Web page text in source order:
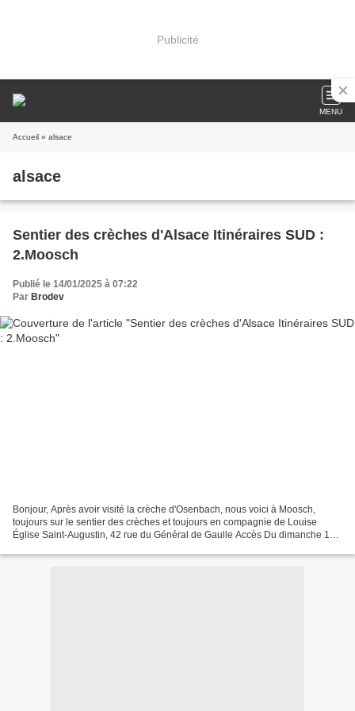
Publicité
MENU
Accueil » alsace
alsace
Sentier des crèches d'Alsace Itinéraires SUD :
2.Moosch
Publié le 14/01/2025 à 07:22
Par Brodev
Bonjour, Après avoir visité la crèche d'Osenbach, nous voici à Moosch,
toujours sur le sentier des crèches et toujours en compagnie de Louise
Église Saint-Augustin, 42 rue du Général de Gaulle Accès Du dimanche 1